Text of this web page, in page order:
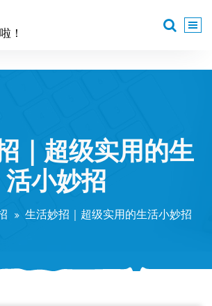
！
｜超级实用的生
活小妙招
生活妙招｜超级实用的生活小妙招